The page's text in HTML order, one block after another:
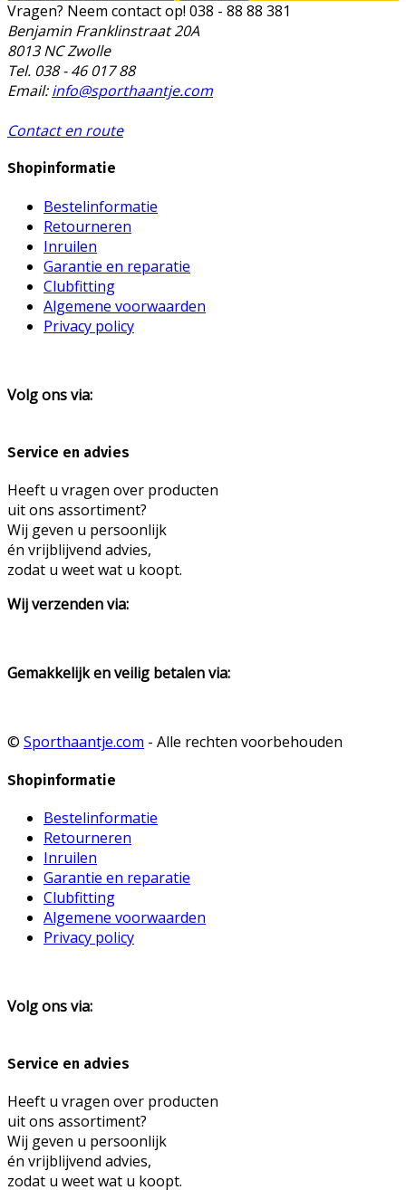
Vragen? Neem contact op! 038 - 88 88 381
Benjamin Franklinstraat 20A
8013 NC Zwolle
Tel. 038 - 46 017 88
Email:info@sporthaantje.com
Contact en route
Shopinformatie
Bestelinformatie
Retourneren
Inruilen
Garantie en reparatie
Clubfitting
Algemene voorwaarden
Privacy policy
Volg ons via:
Service en advies
Heeft u vragen over producten
uit ons assortiment?
Wij geven u persoonlijk
én vrijblijvend advies,
zodat u weet wat u koopt.
Wij verzenden via:
Gemakkelijk en veilig betalen via:
© Sporthaantje.com - Alle rechten voorbehouden
Shopinformatie
Bestelinformatie
Retourneren
Inruilen
Garantie en reparatie
Clubfitting
Algemene voorwaarden
Privacy policy
Volg ons via:
Service en advies
Heeft u vragen over producten
uit ons assortiment?
Wij geven u persoonlijk
én vrijblijvend advies,
zodat u weet wat u koopt.